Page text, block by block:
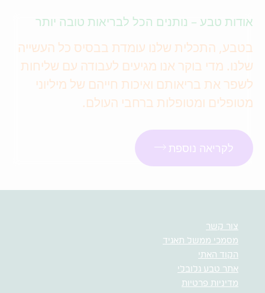
אודות טבע – נותנים הכל לבריאות טובה יותר
בטבע, התכלית שלנו עומדת בבסיס כל העשייה
שלנו. מדי בוקר אנו מגיעים לעבודה עם שליחות
לשפר את בריאותם ואיכות חייהם של מיליוני
מטופלים ומטופלות ברחבי העולם.
לקריאה נוספת
צור קשר
מסמכי ממשל תאגיד
הקוד האתי
אתר טבע גלובלי
מדיניות פרטיות